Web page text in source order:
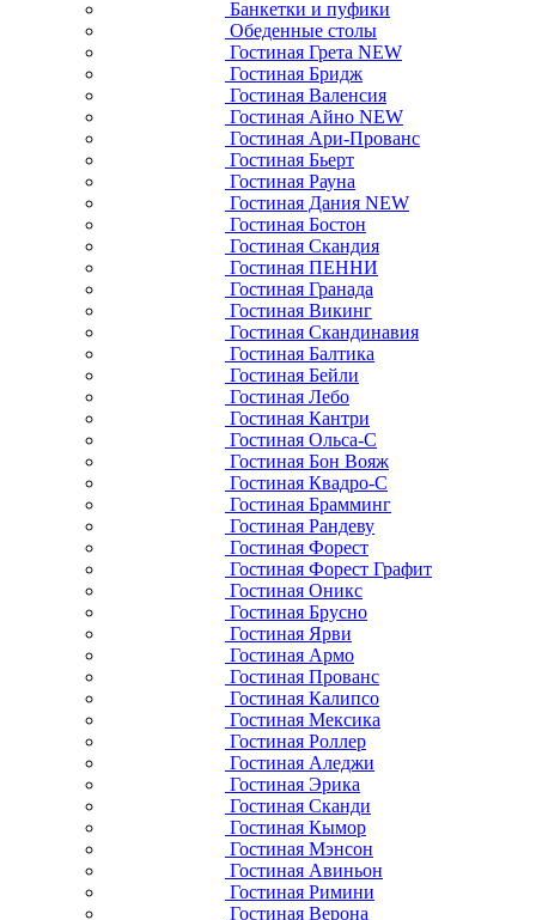
Банкетки и пуфики
Обеденные столы
Гостиная Грета NEW
Гостиная Бридж
Гостиная Валенсия
Гостиная Айно NEW
Гостиная Ари-Прованс
Гостиная Бьерт
Гостиная Рауна
Гостиная Дания NEW
Гостиная Бостон
Гостиная Скандия
Гостиная ПЕННИ
Гостиная Гранада
Гостиная Викинг
Гостиная Скандинавия
Гостиная Балтика
Гостиная Бейли
Гостиная Лебо
Гостиная Кантри
Гостиная Ольса-С
Гостиная Бон Вояж
Гостиная Квадро-С
Гостиная Брамминг
Гостиная Рандеву
Гостиная Форест
Гостиная Форест Графит
Гостиная Оникс
Гостиная Брусно
Гостиная Ярви
Гостиная Армо
Гостиная Прованс
Гостиная Калипсо
Гостиная Мексика
Гостиная Роллер
Гостиная Аледжи
Гостиная Эрика
Гостиная Сканди
Гостиная Кымор
Гостиная Мэнсон
Гостиная Авиньон
Гостиная Римини
Гостиная Верона